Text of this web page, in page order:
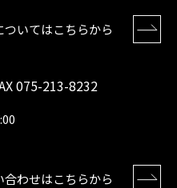
ついてはこちらから
075-213-8232
合わせはこちらから